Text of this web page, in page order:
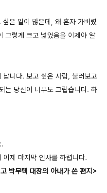
은 일이 많은데, 왜 혼자 가버렸
그렇게 크고 넓었음을 이제야 알
니다. 보고 싶은 사람, 불러보고
는 당신이 너무도 그립습니다. 하
제 마지막 인사를 하렵니다.
박무택 대장의 아내가 쓴 편지>